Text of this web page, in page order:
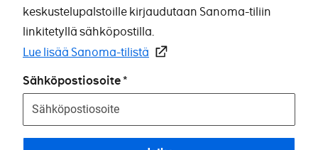
keskustelupalstoille kirjaudutaan Sanoma-tiliin
linkitetyllä sähköpostilla.
Lue lisää Sanoma-tilistä
Sähköpostiosoite